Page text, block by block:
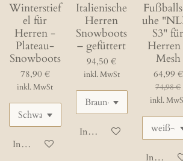
Winterstief
el für
Herren -
Plateau-
Snowboots
78,90 €
inkl. MwSt
In den Warenkorb
Italienische
Herren
Snowboots
– gefüttert
94,50 €
inkl. MwSt
In den Warenkorb
uhe
S3" für
Mesh
64,99 €
74,98 €
inkl.
In den